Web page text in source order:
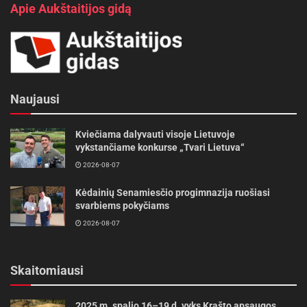
Apie Aukštaitijos gidą
Naujausi
Kviečiama dalyvauti visoje Lietuvoje
vykstančiame konkurse „Tvari Lietuva“
2026-08-07
Kėdainių Senamiesčio progimnazija ruošiasi
svarbiems pokyčiams
2026-08-07
Skaitomiausi